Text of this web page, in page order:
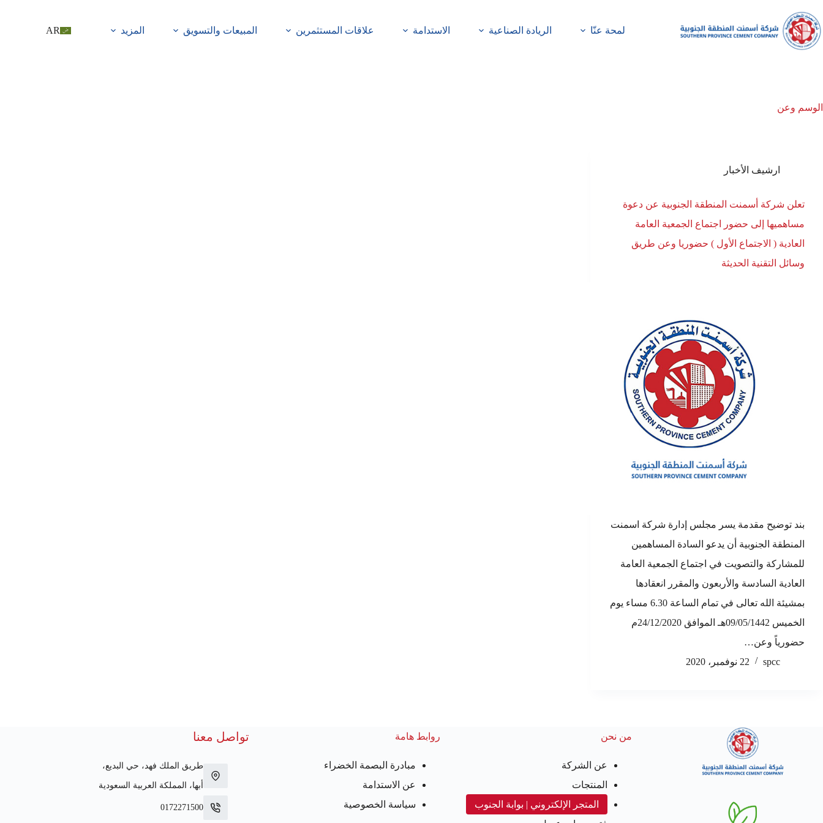
لمحة عنّا الريادة الصناعية الاستدامة علاقات المستثمرين المبيعات والتسويق المزيد AR
الوسم وعن
ارشيف الأخبار
تعلن شركة أسمنت المنطقة الجنوبية عن دعوة
مساهميها إلى حضور اجتماع الجمعية العامة
العادية ( الاجتماع الأول ) حضوريا وعن طريق
وسائل التقنية الحديثة
بند توضيح مقدمة يسر مجلس إدارة شركة اسمنت
المنطقة الجنوبية أن يدعو السادة المساهمين
للمشاركة والتصويت في اجتماع الجمعية العامة
العادية السادسة والأربعون والمقرر انعقادها
بمشيئة الله تعالى في تمام الساعة 6.30 مساء يوم
الخميس 09/05/1442هـ الموافق 24/12/2020م
حضورياً وعن…
spcc
22 نوفمبر، 2020
من نحن
عن الشركة
المنتجات
المتجر الإلكتروني | بوابة الجنوب
روابط هامة
مبادرة البصمة الخضراء
عن الاستدامة
سياسة الخصوصية
تواصل معنا
طريق الملك فهد، حي البديع،
أبها، المملكة العربية السعودية
0172271500